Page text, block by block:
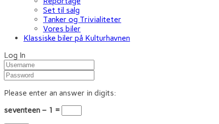
Set til salg
Tanker og Trivialiteter
Vores biler
Klassiske biler på Kulturhavnen
Log In
Please enter an answer in digits:
seventeen − 1 =